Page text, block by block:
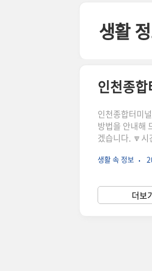
생활
인천종
인천종합터미
방법을 안내해
겠습니다. 🔽시
순서대로 진행
해당일의..
생활 속 정보
더보